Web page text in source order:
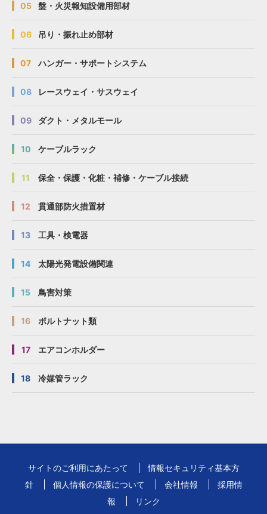
05 盤・火災報知設備用部材
06 吊り・振れ止め部材
07 ハンガー・サポートシステム
08 レースウェイ・サスウェイ
09 ダクト・メタルモール
10 ケーブルラック
11 保全・保護・化粧・補修・ケーブル接続
12 貫通部防火措置材
13 工具・検電器
14 太陽光発電設備関連
15 鳥害対策
16 ボルトナット類
17 エアコンホルダー
18 冷媒管ラック
サイトのご利用にあたって
情報セキュリティ基本方
針
個人情報の保護について 会社情報
採用情
報
リンク